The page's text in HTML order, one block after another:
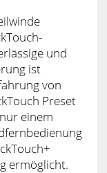
und
ist
von
Preset
einem
ermöglicht.